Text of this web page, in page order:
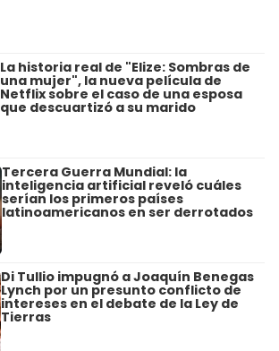
La historia real de "Elize: Sombras de
una mujer", la nueva película de
Netflix sobre el caso de una esposa
que descuartizó a su marido
Tercera Guerra Mundial: la
inteligencia artificial reveló cuáles
serían los primeros países
latinoamericanos en ser derrotados
Di Tullio impugnó a Joaquín Benegas
Lynch por un presunto conflicto de
intereses en el debate de la Ley de
Tierras